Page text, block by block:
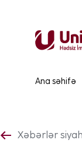
Ana səhifə
Xəbərlər